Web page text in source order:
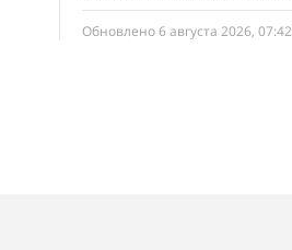
Обновлено 6 августа 2026, 07:42